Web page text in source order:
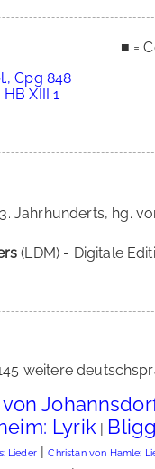
■ =
Cpg 848
XIII 1
Jahrhunderts, hg.
(LDM) - Digitale
weitere
Lyrik|
Lieder|Christan von Hamle: